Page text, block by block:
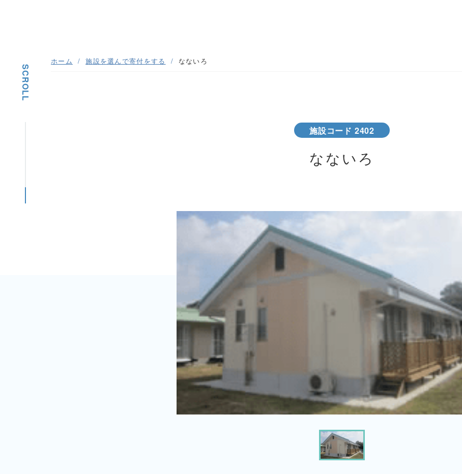
SCROLL
ホーム 施設を選んで寄付をする なないろ
施設コード 2402
なないろ